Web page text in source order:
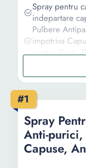
#1
Spray
Anti-purici,
Capuse,
Spray pentru
indepartare
Pulbere
impotriva
pentru Caini,
Spray anti
Happs, 250 ml
Set 4 buc
caini Bros
Solutie
Informații
Ghid de